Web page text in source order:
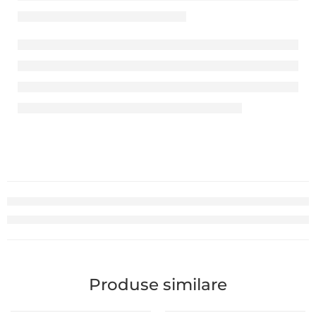
Produse similare